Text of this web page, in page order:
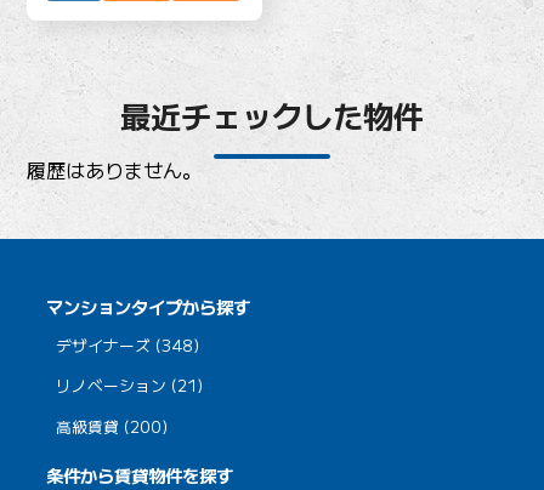
最近チェックした物件
履歴はありません。
マンションタイプから探す
デザイナーズ (348)
リノベーション (21)
高級賃貸 (200)
条件から賃貸物件を探す